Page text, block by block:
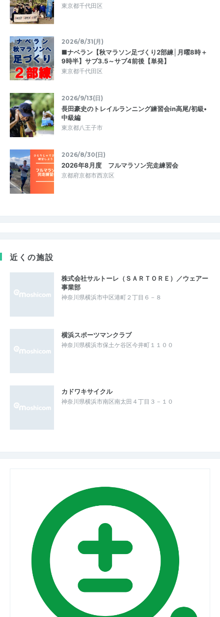
東京都千代田区
2026/8/31(月)
■ナベラン【秋マラソン足づくり2部練│月曜8時＋
9時半】サブ3.5～サブ4前後【単発】
東京都千代田区
2026/9/13(日)
長田豪史のトレイルランニング練習会in高尾/初級•
中級編
東京都八王子市
2026/8/30(日)
2026年8月度 フルマラソン完走練習会
京都府京都市西京区
近くの施設
株式会社サルトーレ（ＳＡＲＴＯＲＥ）／ウェアー
事業部
神奈川県横浜市中区港町２丁目６－８
横浜スポーツマンクラブ
神奈川県横浜市保土ケ谷区今井町１１００
カドワキサイクル
神奈川県横浜市南区南太田４丁目３－１０